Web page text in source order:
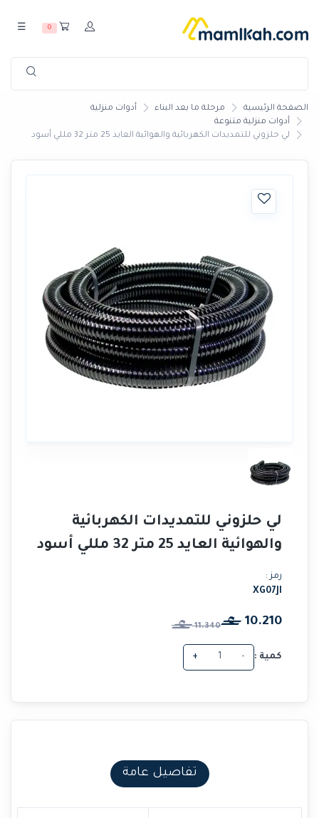
0
☰
الصفحة الرئيسية مرحلة ما بعد البناء
أدوات منزلية
أدوات منزلية متنوعة
لي حلزوني للتمديدات الكهربائية والهوائية العايد 25 متر 32 مللي أسود
لي حلزوني للتمديدات الكهربائية
والهوائية العايد 25 متر 32 مللي أسود
رمز :
XG07JI
10.210
11.340
كمية : -
+
تفاصيل عامة